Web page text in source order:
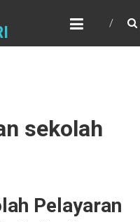
sekolah
Pelayaran